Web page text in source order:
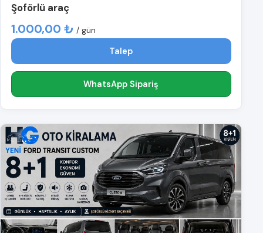
Şoförlü araç
1.000,00 ₺ / gün
Talep
WhatsApp Sipariş